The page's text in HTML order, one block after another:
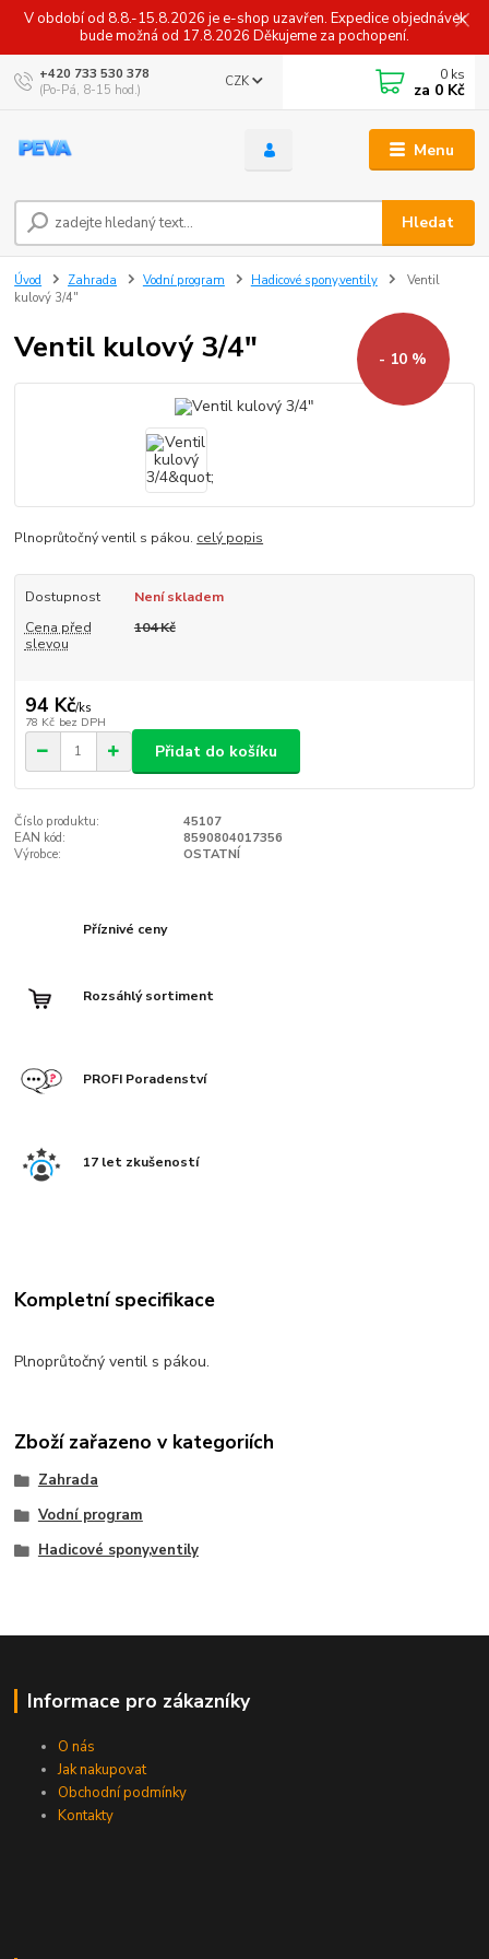
V období od 8.8.-15.8.2026 je e-shop uzavřen. Expedice objednávek
bude možná od 17.8.2026 Děkujeme za pochopení.
Menu
CZK
Hledat
+420 733 530 378
(Po-Pá, 8-15 hod.)
0 ks
za 0 Kč
Úvod Zahrada Vodní program Hadicové spony,ventily
Ventil
kulový 3/4"
Ventil kulový 3/4" - 10 %
Plnoprůtočný ventil s pákou. celý popis
Dostupnost
Není skladem
Cena před
slevou
104 Kč
94 Kč/ks
78 Kč bez DPH
Přidat do košíku
Číslo produktu:
45107
EAN kód:
8590804017356
Výrobce:
OSTATNÍ
Příznivé ceny
Rozsáhlý sortiment
PROFI Poradenství
17 let zkušeností
Kompletní specifikace
Plnoprůtočný ventil s pákou.
Zboží zařazeno v kategoriích
Zahrada
Vodní program
Hadicové spony,ventily
Informace pro zákazníky
O nás
Jak nakupovat
Obchodní podmínky
Kontakty